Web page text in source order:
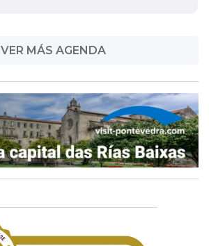
VER MÁS AGENDA